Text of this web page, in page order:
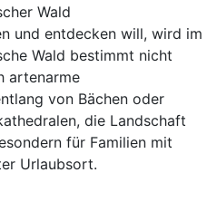
Wald
und entdecken will, wird im
Wald bestimmt nicht
artenarme
von Bächen oder
die Landschaft
für Familien mit
Urlaubsort.